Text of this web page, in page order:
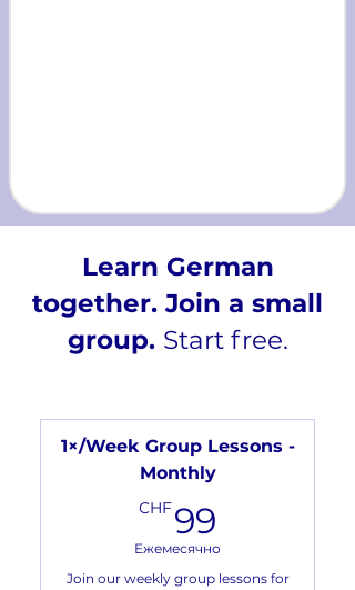
Learn German
together. Join a small
group. Start free.
1×/Week Group Lessons -
Monthly
CHF99
Ежемесячно
Join our weekly group lessons for